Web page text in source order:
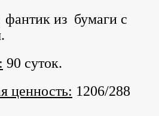
фантик из бумаги с
90 суток.
ценность: 1206/288